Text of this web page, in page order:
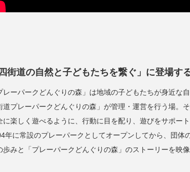
四街道の自然と子どもたちを繋ぐ」に登場す
レーパークどんぐりの森」は地域の子どもたちが身近
道プレーパークどんぐりの森」が管理・運営を行う場。
に楽しく遊べるように、行動に目を配り、遊びをサポー
年に常設のプレーパークとしてオープンしてから、団
歩みと「プレーパークどんぐりの森」のストーリーを映像